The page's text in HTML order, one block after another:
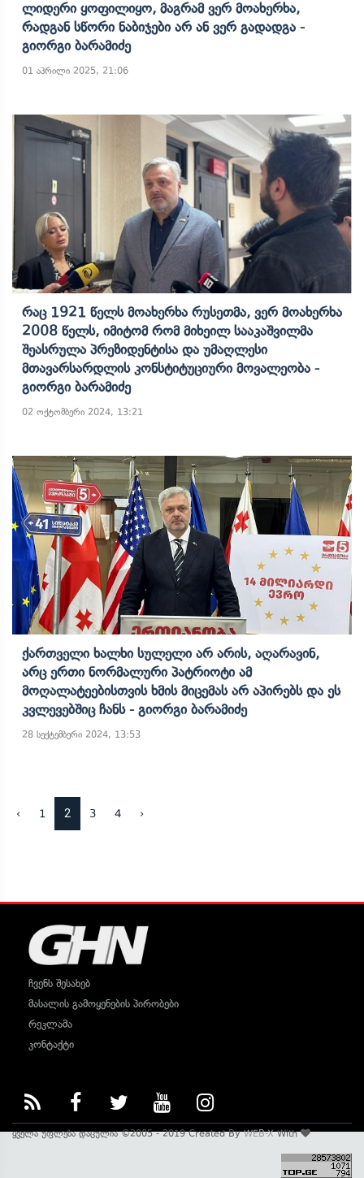
Ლიდერი Ყოფილიყო, Მაგრამ Ვერ Მოახერხა,
Რადგან Სწორი Ნაბიჯები Არ Ან Ვერ Გადადგა -
Გიორგი Ბარამიძე
01 აპრილი 2025, 21:06
Რაც 1921 Წელს Მოახერხა Რუსეთმა, Ვერ Მოახერხა
2008 Წელს, Იმიტომ Რომ Მიხეილ Სააკაშვილმა
Შეასრულა Პრეზიდენტისა Და Უმაღლესი
Მთავარსარდლის Კონსტიტუციური Მოვალეობა -
Გიორგი Ბარამიძე
02 ოქტომბერი 2024, 13:21
Ქართველი Ხალხი Სულელი Არ Არის, Აღარავინ,
Არც Ერთი Ნორმალური Პატრიოტი Ამ
Მოღალატეებისთვის Ხმის Მიცემას Არ Აპირებს Და Ეს
Კვლევებშიც Ჩანს - Გიორგი Ბარამიძე
28 სექტემბერი 2024, 13:53
‹ 1 2 3 4 ›
ჩვენს შესახებ
მასალის გამოყენების პირობები
რეკლამა
კონტაქტი
ყველა უფლება დაცულია ©2005 - 2019 Created ByWEB-XWith